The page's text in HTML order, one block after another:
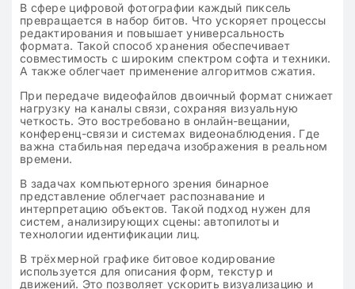
В сфере цифровой фотографии каждый пиксель
превращается в набор битов. Что ускоряет процессы
редактирования и повышает универсальность
формата. Такой способ хранения обеспечивает
совместимость с широким спектром софта и техники.
А также облегчает применение алгоритмов сжатия.
При передаче видеофайлов двоичный формат снижает
нагрузку на каналы связи, сохраняя визуальную
четкость. Это востребовано в онлайн-вещании,
конференц-связи и системах видеонаблюдения. Где
важна стабильная передача изображения в реальном
времени.
В задачах компьютерного зрения бинарное
представление облегчает распознавание и
интерпретацию объектов. Такой подход нужен для
систем, анализирующих сцены: автопилоты и
технологии идентификации лиц.
В трёхмерной графике битовое кодирование
используется для описания форм, текстур и
движений. Это позволяет ускорить визуализацию и